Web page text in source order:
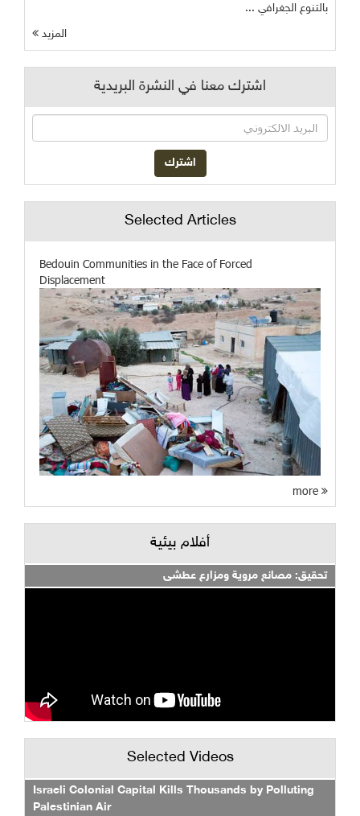
بالتنوع الجغرافي ...
المزيد
اشترك معنا في النشرة البريدية
Selected Articles
Bedouin Communities in the Face of Forced
Displacement
أفلام بيئية
تحقيق: مصانع مروية ومزارع عطشى
Selected Videos
Israeli Colonial Capital Kills Thousands by Polluting
Palestinian Air